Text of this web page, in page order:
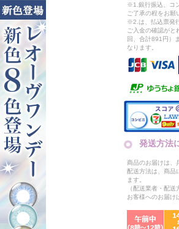
※1.銀行振込、コ
ご了承の程をお願
※2.は、払込票発
ご入金の確認がと
回、合計891円）
なります。
発送方法
商品のお届けは、
配送方法は、商品
ます。
（配送業者・配
お客様へのお届け